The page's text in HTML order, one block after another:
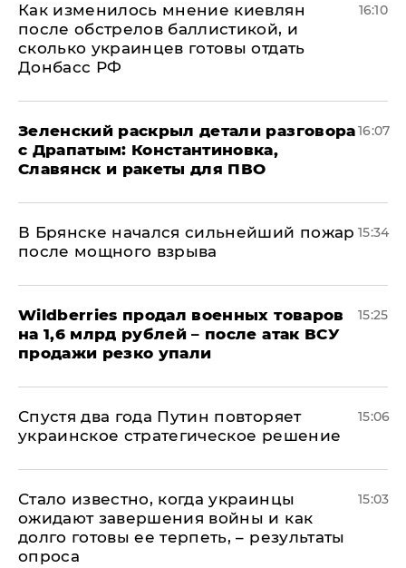
Как изменилось мнение киевлян
после обстрелов баллистикой, и
сколько украинцев готовы отдать
Донбасс РФ
16:10
​Зеленский раскрыл детали разговора
с Драпатым: Константиновка,
Славянск и ракеты для ПВО
16:07
В Брянске начался сильнейший пожар
после мощного взрыва
15:34
​Wildberries продал военных товаров
на 1,6 млрд рублей – после атак ВСУ
продажи резко упали
15:25
Спустя два года Путин повторяет
украинское стратегическое решение
15:06
Стало известно, когда украинцы
ожидают завершения войны и как
долго готовы ее терпеть, – результаты
опроса
15:03